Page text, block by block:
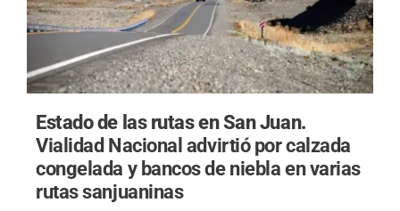
Estado de las rutas en San Juan.
Vialidad Nacional advirtió por calzada
congelada y bancos de niebla en varias
rutas sanjuaninas